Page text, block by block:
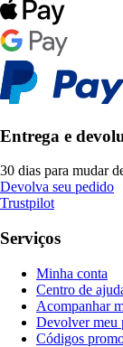
Entrega e
30 dias para mudar
Devolva seu pedido
Trustpilot
Serviços
Minha conta
Centro de
Acompanhar
Devolver meu
Códigos